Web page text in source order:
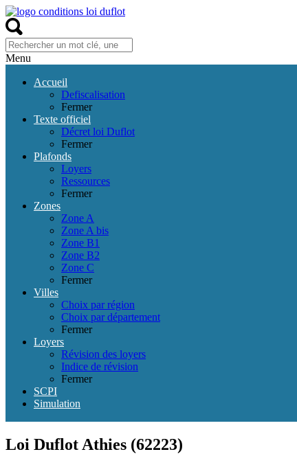
Menu
Accueil
Defiscalisation
Fermer
Texte officiel
Décret loi Duflot
Fermer
Plafonds
Loyers
Ressources
Fermer
Zones
Zone A
Zone A bis
Zone B1
Zone B2
Zone C
Fermer
Villes
Choix par région
Choix par département
Fermer
Loyers
Révision des loyers
Indice de révision
Fermer
SCPI
Simulation
Loi Duflot Athies (62223)